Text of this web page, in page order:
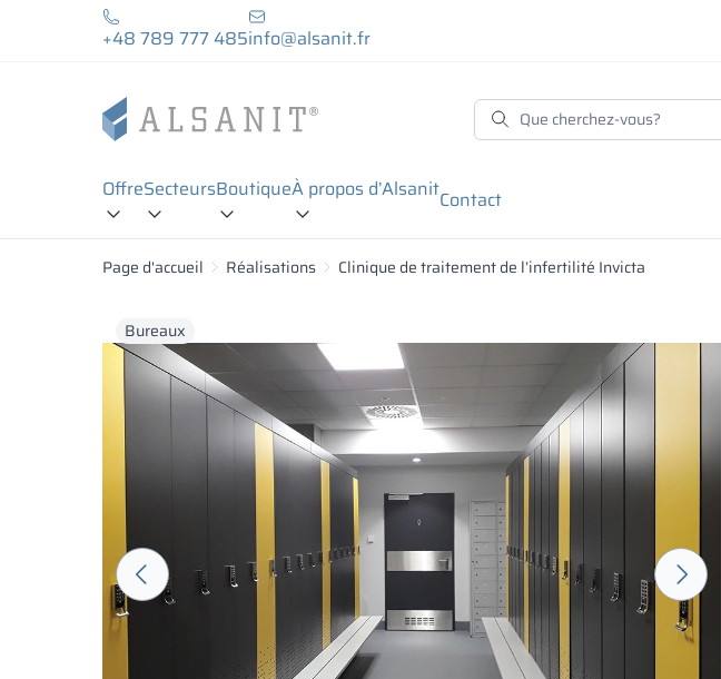
+48 789 777 485info@alsanit.fr
OffreSecteursBoutiqueÀ propos d’AlsanitContact
Page d'accueil Réalisations Clinique de traitement de l’infertilité Invicta
Bureaux